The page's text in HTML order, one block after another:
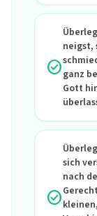
check_circle
neigst,
ganz
Gott
check_circle
sich
nach